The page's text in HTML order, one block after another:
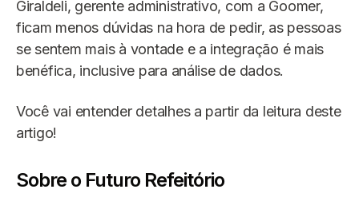
Giraldeli, gerente administrativo, com a Goomer,
ficam menos dúvidas na hora de pedir, as pessoas
se sentem mais à vontade e a integração é mais
benéfica, inclusive para análise de dados.
Você vai entender detalhes a partir da leitura deste
artigo!
Sobre o Futuro Refeitório